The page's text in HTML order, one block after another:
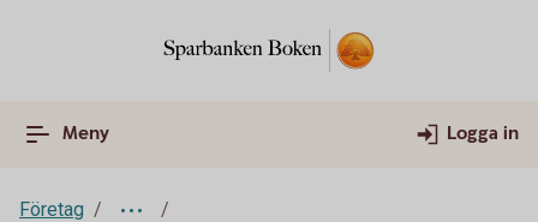
Meny Logga in
Företag